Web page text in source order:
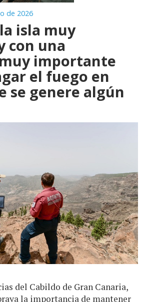
de 2026
isla muy
con una
importante
el fuego en
se genere algún
del Cabildo de Gran Canaria,
la importancia de mantener